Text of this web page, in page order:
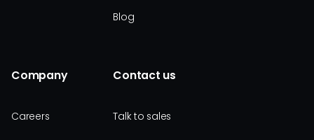
Blog
Company
Careers
Contact us
Talk to sales